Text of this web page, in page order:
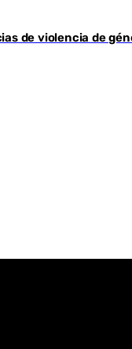
de violencia de